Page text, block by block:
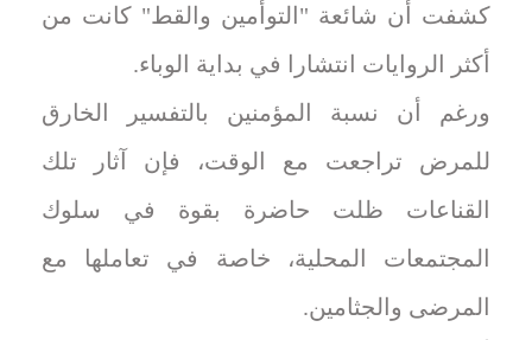
كشفت أن شائعة "التوأمين والقط" كانت من
أكثر الروايات انتشارا في بداية الوباء.
ورغم أن نسبة المؤمنين بالتفسير الخارق
للمرض تراجعت مع الوقت، فإن آثار تلك
القناعات ظلت حاضرة بقوة في سلوك
المجتمعات المحلية، خاصة في تعاملها مع
المرضى والجثامين.